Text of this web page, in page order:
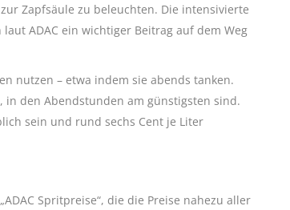
Zapfsäule zu beleuchten. Die intensivierte
ADAC ein wichtiger Beitrag auf dem Weg
nutzen – etwa indem sie abends tanken.
in den Abendstunden am günstigsten sind.
sein und rund sechs Cent je Liter
Spritpreise“, die die Preise nahezu aller